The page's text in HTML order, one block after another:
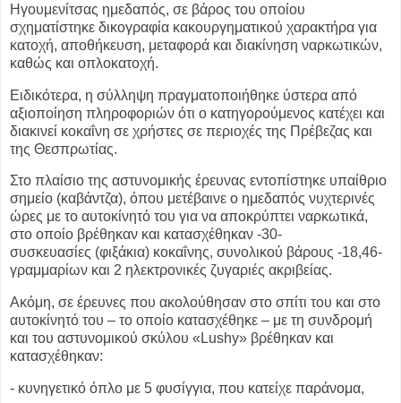
Ηγουμενίτσας ημεδαπός, σε βάρος του οποίου
σχηματίστηκε δικογραφία κακουργηματικού χαρακτήρα για
κατοχή, αποθήκευση, μεταφορά και διακίνηση ναρκωτικών,
καθώς και οπλοκατοχή.
Ειδικότερα, η σύλληψη πραγματοποιήθηκε ύστερα από
αξιοποίηση πληροφοριών ότι ο κατηγορούμενος κατέχει και
διακινεί κοκαΐνη σε χρήστες σε περιοχές της Πρέβεζας και
της Θεσπρωτίας.
Στο πλαίσιο της αστυνομικής έρευνας εντοπίστηκε υπαίθριο
σημείο (καβάντζα), όπου μετέβαινε ο ημεδαπός νυχτερινές
ώρες με το αυτοκίνητό του για να αποκρύπτει ναρκωτικά,
στο οποίο βρέθηκαν και κατασχέθηκαν -30-
συσκευασίες (φιξάκια) κοκαΐνης, συνολικού βάρους -18,46-
γραμμαρίων και 2 ηλεκτρονικές ζυγαριές ακριβείας.
Ακόμη, σε έρευνες που ακολούθησαν στο σπίτι του και στο
αυτοκίνητό του – το οποίο κατασχέθηκε – με τη συνδρομή
και του αστυνομικού σκύλου «Lushy» βρέθηκαν και
κατασχέθηκαν:
- κυνηγετικό όπλο με 5 φυσίγγια, που κατείχε παράνομα,